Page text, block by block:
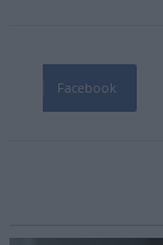
Facebook